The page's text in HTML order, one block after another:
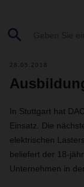
28.05.2018
In Stuttgart hat
Einsatz. Die
elektrischen
beliefert der 18-
Unternehmen in